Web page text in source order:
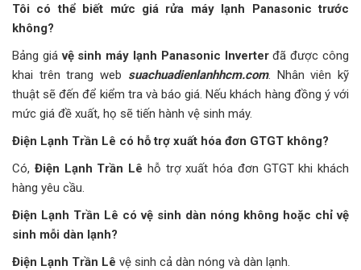
Tôi có thể biết mức giá rửa máy lạnh Panasonic trước
không?
Bảng giávệ sinh máy lạnh Panasonic Inverterđã được công
khai trên trang web suachuadienlanhhcm.com. Nhân viên kỹ
thuật sẽ đến để kiểm tra và báo giá. Nếu khách hàng đồng ý với
mức giá đề xuất, họ sẽ tiến hành vệ sinh máy.
Điện Lạnh Trần Lê có hỗ trợ xuất hóa đơn GTGT không?
Có, Điện Lạnh Trần Lê hỗ trợ xuất hóa đơn GTGT khi khách
hàng yêu cầu.
Điện Lạnh Trần Lê có vệ sinh dàn nóng không hoặc chỉ vệ
sinh mỗi dàn lạnh?
Điện Lạnh Trần Lê vệ sinh cả dàn nóng và dàn lạnh.